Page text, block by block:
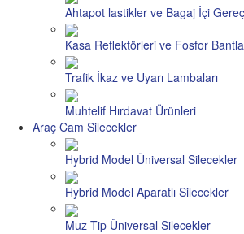
Ahtapot lastikler ve Bagaj İçi
Kasa Reflektörleri ve Fosfor
Trafik İkaz ve Uyarı Lambaları
Muhtelif Hırdavat Ürünleri
Araç Cam Silecekler
Hybrid Model Üniversal Silecekler
Hybrid Model Aparatlı Silecekler
Muz Tip Üniversal Silecekler